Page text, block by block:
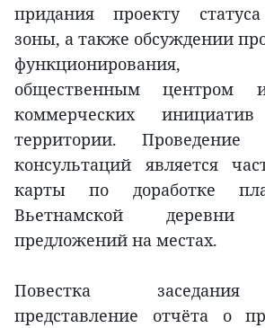
придания проекту
зоны, а также обсуждении
функционирования,
общественным центром
коммерческих
территории. Проведение
консультаций является
карты по доработке
Вьетнамской
предложений на местах.
Повестка
представление отчёта о